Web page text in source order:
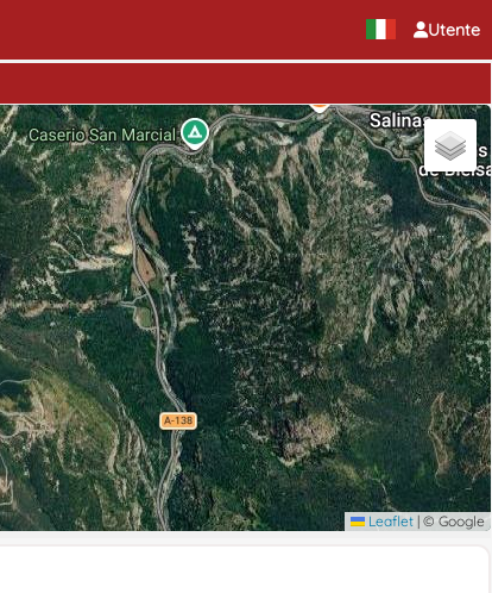
Utente
Leaflet | © Google